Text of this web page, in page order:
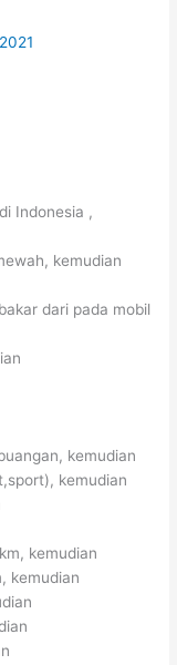
Indonesia ,
kemudian
dari pada mobil
kemudian
kemudian
kemudian
kemudian